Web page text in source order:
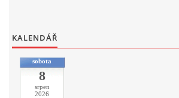
KALENDÁŘ
sobota
8
srpen
2026